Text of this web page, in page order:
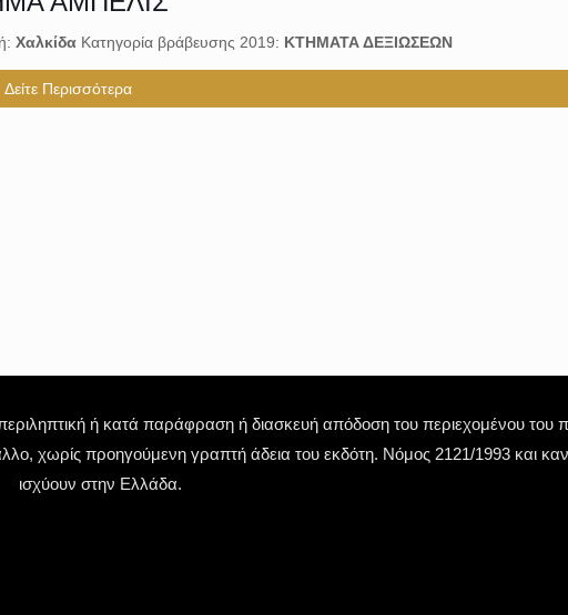
ΧαλκίδαΚατηγορία βράβευσης 2019: ΚΤΗΜΑΤΑ ΔΕΞΙΩΣΕΩΝ
Δείτε Περισσότερα
ή κατά παράφραση ή διασκευή απόδοση του περιεχομένου του
χωρίς προηγούμενη γραπτή άδεια του εκδότη. Νόμος 2121/1993 και
ισχύουν στην Ελλάδα.